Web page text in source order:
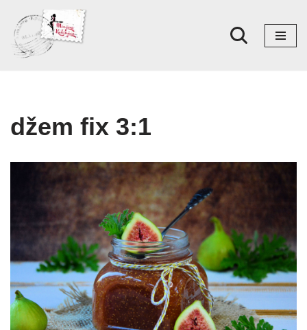
Skoči
na
džem fix 3:1